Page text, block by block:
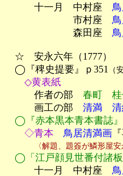
十一月　中村座
市村座
森田座
☆　安永六年（1777）
◯『稗史提要』ｐ351
（
◇黄表紙
作者の部 春町　
画工の部 清満　
◯『赤本黒本青本書誌』
◇青本 鳥居清満画
〈解題、題簽が鱗形屋
◯「江戸顔見世番付諸板
十一月　中村座